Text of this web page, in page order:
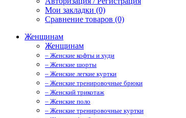
Мои закладки (0)
Сравнение товаров (0)
Женщинам
Женщинам
– Женские кофты и худи
– Женские шорты
– Женские легкие куртки
– Женские тренировочные брюки
– Женский трикотаж
– Женские поло
– Женские тренировочные куртки